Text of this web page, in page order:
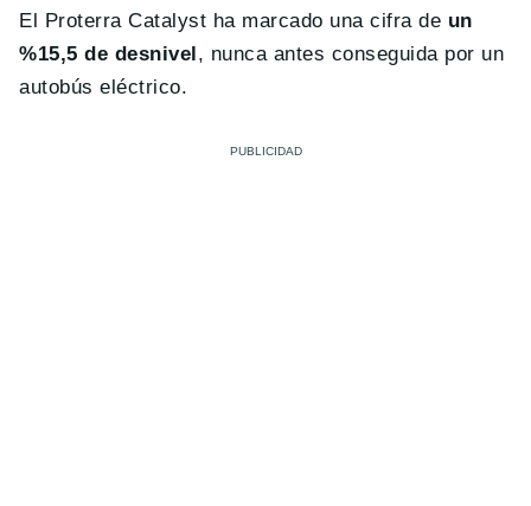
El Proterra Catalyst ha marcado una cifra de un
%15,5 de desnivel, nunca antes conseguida por un
autobús eléctrico.